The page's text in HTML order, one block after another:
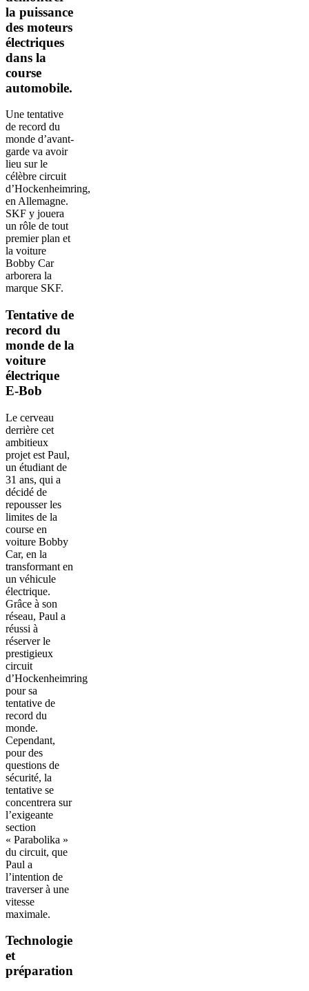
la puissance
des moteurs
électriques
dans la
course
automobile.
Une tentative
de record du
monde d’avant-
garde va avoir
lieu sur le
célèbre circuit
d’Hockenheimring,
en Allemagne.
SKF y jouera
un rôle de tout
premier plan et
la voiture
Bobby Car
arborera la
marque SKF.
Tentative de
record du
monde de la
voiture
électrique
E-Bob
Le cerveau
derrière cet
ambitieux
projet est Paul,
un étudiant de
31 ans, qui a
décidé de
repousser les
limites de la
course en
voiture Bobby
Car, en la
transformant en
un véhicule
électrique.
Grâce à son
réseau, Paul a
réussi à
réserver le
prestigieux
circuit
d’Hockenheimring
pour sa
tentative de
record du
monde.
Cependant,
pour des
questions de
sécurité, la
tentative se
concentrera sur
l’exigeante
section
« Parabolika »
du circuit, que
Paul a
l’intention de
traverser à une
vitesse
maximale.
Technologie
et
préparation